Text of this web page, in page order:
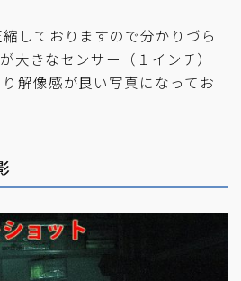
しておりますので分かりづら
大きなセンサー（１インチ）
解像感が良い写真になってお